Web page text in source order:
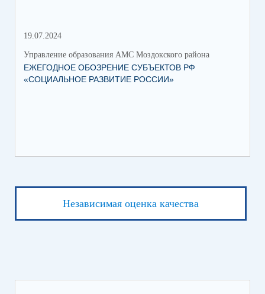
19.07.2024
Управление образования АМС Моздокского района
ЕЖЕГОДНОЕ ОБОЗРЕНИЕ СУБЪЕКТОВ РФ
«СОЦИАЛЬНОЕ РАЗВИТИЕ РОССИИ»
Независимая оценка качества